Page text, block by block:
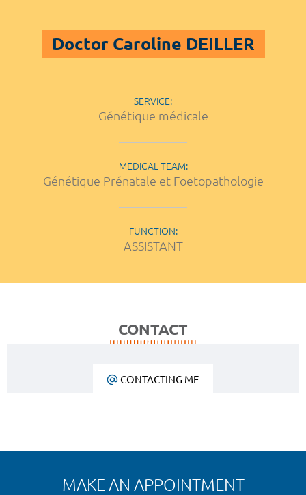
Doctor Caroline DEILLER
SERVICE:
Génétique médicale
MEDICAL TEAM:
Génétique Prénatale et Foetopathologie
FUNCTION:
ASSISTANT
CONTACT
CONTACTING ME
MAKE AN APPOINTMENT